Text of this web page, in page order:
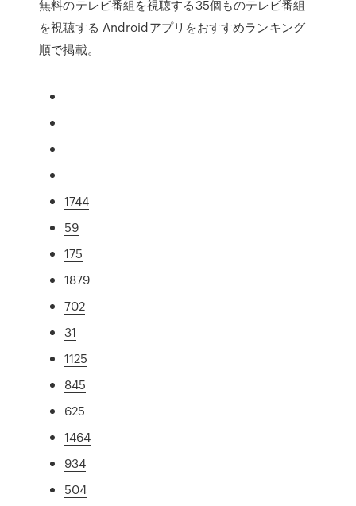
無料のテレビ番組を視聴する35個ものテレビ番組
を視聴する Androidアプリをおすすめランキング
順で掲載。
1744
59
175
1879
702
31
1125
845
625
1464
934
504